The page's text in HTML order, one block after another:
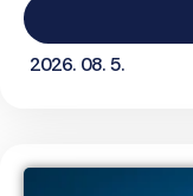
2026. 08. 5.